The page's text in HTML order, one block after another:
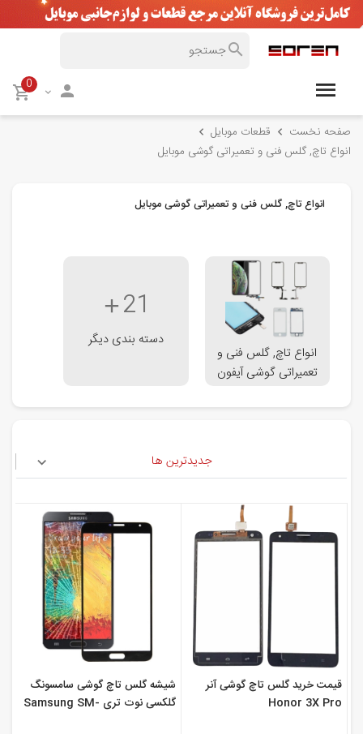
0
صفحه نخست
قطعات موبایل
انواع تاچ, گلس فنی و تعمیراتی گوشی موبایل
انواع تاچ, گلس فنی و تعمیراتی گوشی موبایل
انواع تاچ, گلس فنی و
تعمیراتی گوشی آیفون
21
دسته بندی دیگر
جدیدترین ها
قیمت خرید گلس تاچ گوشی آنر
Honor 3X Pro
شیشه گلس تاچ گوشی سامسونگ
گلکسی نوت تری Samsung SM-